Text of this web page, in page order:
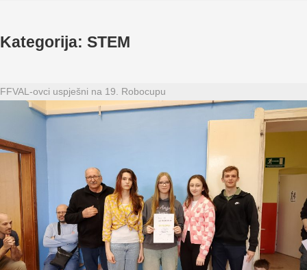
Kategorija: STEM
FFVAL-ovci uspješni na 19. Robocupu